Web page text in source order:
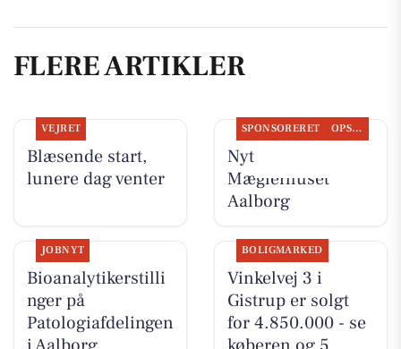
FLERE ARTIKLER
VEJRET
Blæsende start,
lunere dag venter
SPONSORERET OPSLAGSTAVLEN
Nyt fra
Mæglerhuset
Aalborg
JOBNYT
Bioanalytikerstilli
nger på
Patologiafdelingen
BOLIGMARKED
Vinkelvej 3 i
Gistrup er solgt
for 4.850.000 - se